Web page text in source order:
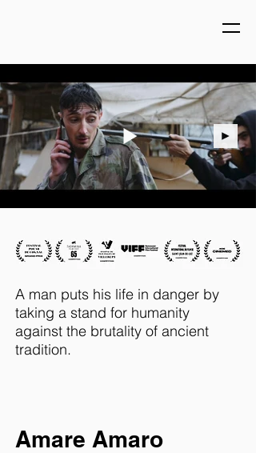
A man puts his life in danger by
taking a stand for humanity
against the brutality of ancient
tradition.
Amare Amaro